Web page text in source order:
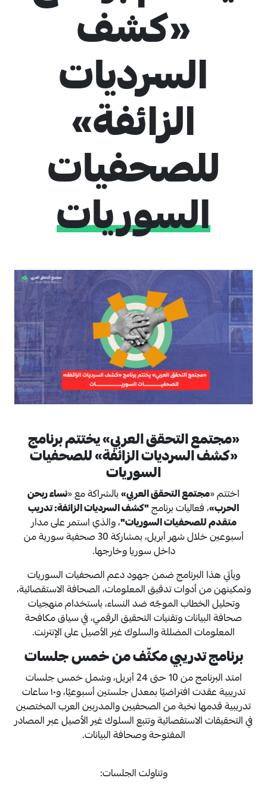
4
«كشف
السرديات
الزائفة»
للصحفيات
السوريات
«مجتمع التحقق العربي» يختتم برنامج
«كشف السرديات الزائفة» للصحفيات
السوريات
اختتم «مجتمع التحقق العربي»بالشراكة مع «نساء ربحن
الحرب»، فعاليات برنامج"كشف السرديات الزائفة: تدريب
متقدم للصحفيات السوريات"، والذي استمر على مدار
أسبوعين خلال شهر أبريل، بمشاركة 30 صحفية سورية من
داخل سوريا وخارجها.
ويأتي هذا البرنامج ضمن جهود دعم الصحفيات السوريات
وتمكينهن من أدوات تدقيق المعلومات، الصحافة الاستقصائية،
وتحليل الخطاب الموجّه ضد النساء، باستخدام منهجيات
صحافة البيانات وتقنيات التحقيق الرقمي، في سياق مكافحة
المعلومات المضللة والسلوك غير الأصيل على الإنترنت.
برنامج تدريبي مكثّف من خمس جلسات
امتد البرنامج من 10 حتى 24 أبريل، وشمل خمس جلسات
تدريبية عقدت افتراضيًا بمعدل جلستين أسبوعيًا، و١٠ ساعات
تدريبية قدمها نخبة من الصحفيين والمدربين العرب المختصين
في التحقيقات الاستقصائية وتتبع السلوك غير الأصيل عبر المصادر
المفتوحة وصحافة البيانات.
وتناولت الجلسات: